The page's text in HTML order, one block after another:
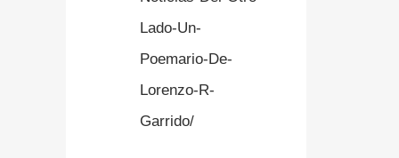
Lado-Un-
Poemario-De-
Lorenzo-R-
Garrido/